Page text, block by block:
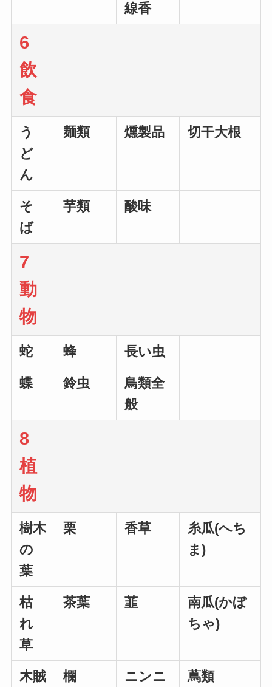
線香
6
飲
食
う
ど
ん
麺類 燻製品 切干大根
そ
ば
芋類 酸味
7
動
物
蛇 蜂 長い虫
蝶 鈴虫
鳥類全
般
8
植
物
樹木
の
葉
栗 香草
糸瓜(へち
ま)
枯
れ
草
茶葉 韮
南瓜(かぼ
ちゃ)
木賊 欄 ニンニ 蔦類